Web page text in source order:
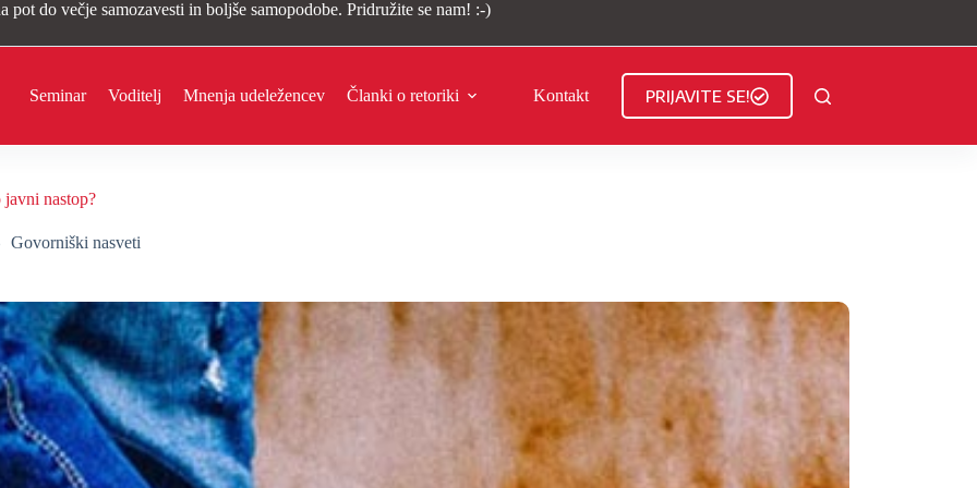
pot do večje samozavesti in boljše samopodobe. Pridružite se nam! :-)
Seminar Voditelj Mnenja udeležencev Članki o retoriki Kontakt PRIJAVITE SE!
nastop?
Govorniški nasveti